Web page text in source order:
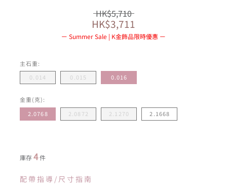
HK$5,710
HK$3,711
Summer Sale | K金飾品限時優惠
主石重:
0.014
0.015 0.016
金重(克):
2.0768
2.0872 2.1270 2.1668
庫存4件
配帶指導/尺寸指南